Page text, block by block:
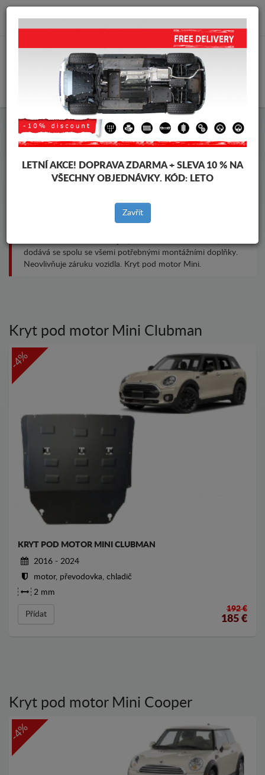
info@krytpodmotor.com
Kryt pod motor Mini
dodává se spolu se všemi potřebnými montážními doplňky.
Neovlivňuje záruku vozidla. Kryt pod motor Mini.
Kryt pod motor Mini Clubman
-4%
KRYT POD MOTOR MINI CLUBMAN
2016 - 2024
motor, převodovka, chladič
2 mm
Přídat
192 €
185 €
Kryt pod motor Mini Cooper
-4%
LETNÍ AKCE! DOPRAVA ZDARMA + SLEVA 10 % NA
VŠECHNY OBJEDNÁVKY. KÓD: LETO
Zavřít